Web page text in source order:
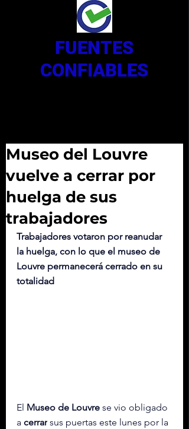
FUENTES
CONFIABLES
Museo del Louvre
vuelve a cerrar por
huelga de sus
trabajadores
Trabajadores votaron por reanudar
la huelga, con lo que el museo de
Louvre permanecerá cerrado en su
totalidad
El Museo de Louvre se vio obligado
a cerrar sus puertas este lunes por la